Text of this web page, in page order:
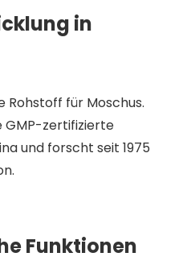
in
Rohstoff für Moschus.
GMP-zertifizierte
und forscht seit 1975
Funktionen